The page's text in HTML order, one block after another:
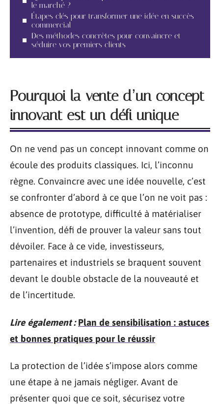
le marché ?
Étapes clés pour transformer une idée en succès
commercial
Des méthodes concrètes pour convaincre et
séduire vos premiers clients
Pourquoi la vente d’un concept
innovant est un défi unique
On ne vend pas un concept innovant comme on
écoule des produits classiques. Ici, l’inconnu
règne. Convaincre avec une idée nouvelle, c’est
se confronter d’abord à ce que l’on ne voit pas :
absence de prototype, difficulté à matérialiser
l’invention, défi de prouver la valeur sans tout
dévoiler. Face à ce vide, investisseurs,
partenaires et industriels se braquent souvent
devant le double obstacle de la nouveauté et
de l’incertitude.
Lire également : Plan de sensibilisation : astuces
et bonnes pratiques pour le réussir
La protection de l’idée s’impose alors comme
une étape à ne jamais négliger. Avant de
présenter quoi que ce soit, sécurisez votre